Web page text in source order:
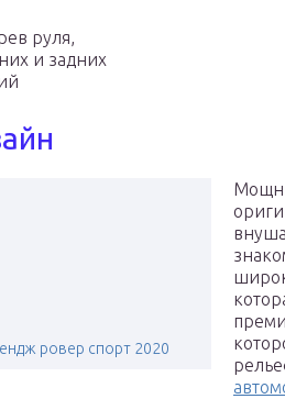
руля,
и задних
ровер спорт 2020